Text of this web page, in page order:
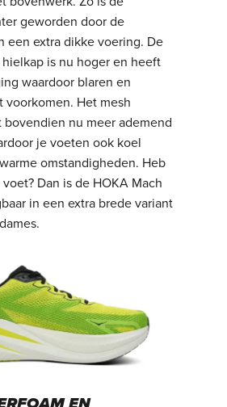
geworden door de
een extra dikke voering. De
is nu hoger en heeft
waardoor blaren en
voorkomen. Het mesh
bovendien nu meer ademend
je voeten ook koel
omstandigheden. Heb
Dan is de HOKA Mach
in een extra brede variant